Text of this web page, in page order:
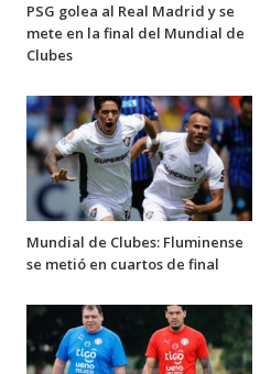
PSG golea al Real Madrid y se
mete en la final del Mundial de
Clubes
Mundial de Clubes: Fluminense
se metió en cuartos de final